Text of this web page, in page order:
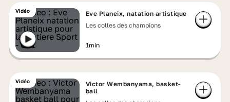
Vidéo
Eve Planeix, natation artistique
Les colles des champions
1min
Vidéo
Victor Wembanyama, basket-
ball